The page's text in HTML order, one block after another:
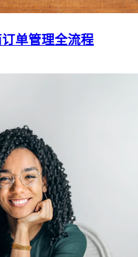
单管理全流程